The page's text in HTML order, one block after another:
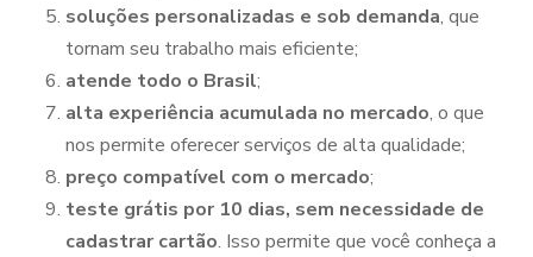
soluções personalizadas e sob demanda, que
tornam seu trabalho mais eficiente;
atende todo o Brasil;
alta experiência acumulada no mercado, o que
nos permite oferecer serviços de alta qualidade;
preço compatível com o mercado;
teste grátis por 10 dias, sem necessidade de
cadastrar cartão. Isso permite que você conheça a